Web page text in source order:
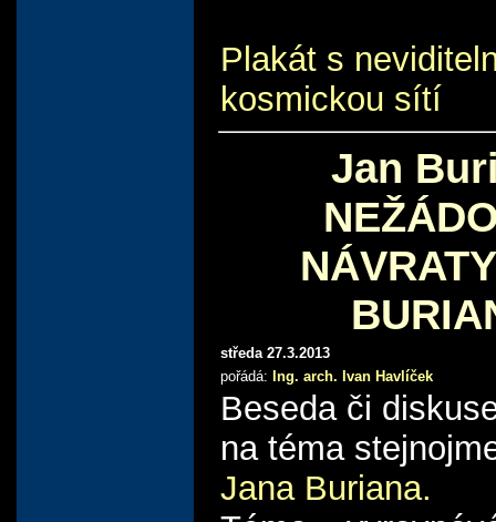
Plakát s
kosmickou sítí
Jan
středa 27.3.2013
pořádá: Ing. arch. Ivan Havlíček
Beseda či
na téma
Jana Buriana.